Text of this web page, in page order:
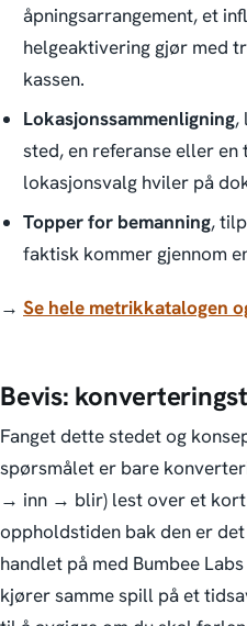
åpningsarrangement, et
helgeaktivering gjør med
kassen.
Lokasjonssammenligning,
sted, en referanse eller
lokasjonsvalg hviler på
Topper for bemanning,
faktisk kommer gjennom
→ Se hele metrikkatalogen
Bevis:
Fanget dette stedet og
spørsmålet er bare
→ inn → blir) lest over et kort
oppholdstiden bak den er
handlet på med Bumbee
kjører samme spill på et